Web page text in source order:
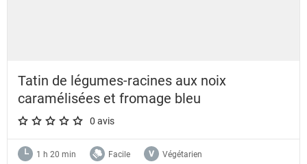
Tatin de légumes-racines aux noix
caramélisées et fromage bleu
A star rating of 0 out of 5.
0 avis
1 h 20 min Facile Végétarien